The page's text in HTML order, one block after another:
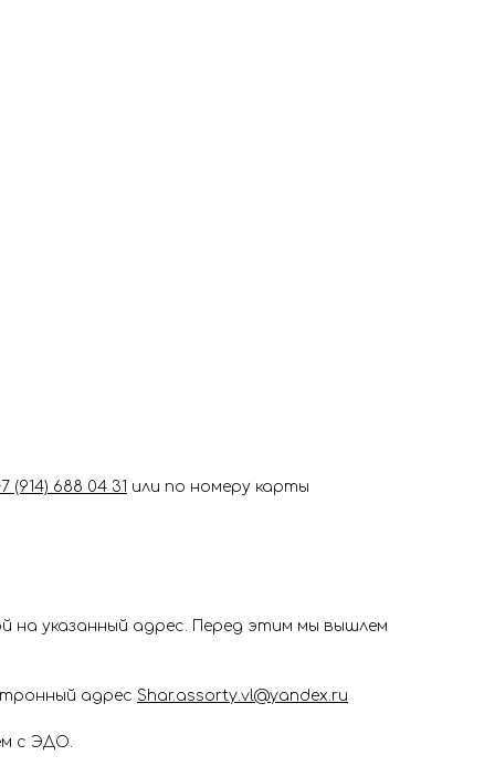
(914) 688 04 31 или по номеру карты
на указанный адрес. Перед этим мы вышлем
адрес Shar.assorty.vl@yandex.ru
с ЭДО.